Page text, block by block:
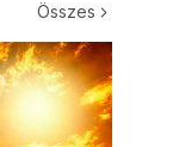
Összes